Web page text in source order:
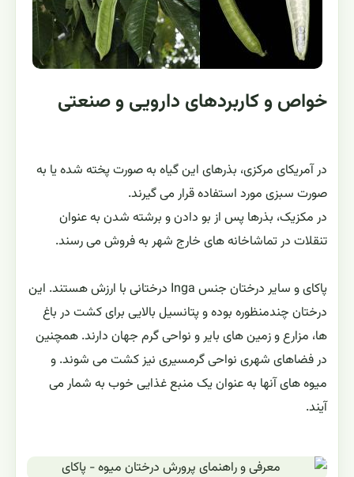
خواص و کاربردهای دارویی و صنعتی
در آمریکای مرکزی، بذرهای این گیاه به صورت پخته شده یا به
صورت سبزی مورد استفاده قرار می گیرند.
در مکزیک، بذرها پس از بو دادن و برشته شدن به عنوان
تنقلات در تماشاخانه های خارج شهر به فروش می رسند.
پاکای و سایر درختان جنس Inga درختانی با ارزش هستند. این
درختان چندمنظوره بوده و پتانسیل بالایی برای کشت در باغ
ها، مزارع و زمین های بایر و نواحی گرم جهان دارند. همچنین
در فضاهای شهری نواحی گرمسیری نیز کشت می شوند. و
میوه های آنها به عنوان یک منبع غذایی خوب به شمار می
آیند.